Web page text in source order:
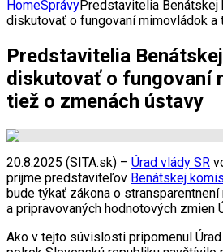
HomeSprávyPredstavitelia Benátskej
diskutovať o fungovaní mimovládok a
Predstavitelia
diskutovať o fungovaní
tiež o zmenách ústavy
20.8.2025 (SITA.sk) – Úrad vlády SR
prijme predstaviteľov Benátskej
bude týkať zákona o
a pripravovaných hodnotových zmien
Ako v tejto súvislosti pripomenul